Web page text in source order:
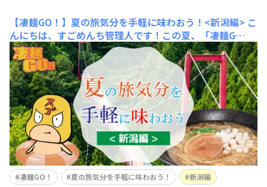
【凄麺GO！】夏の旅気分を手軽に味わおう！<新潟編> こ
んにちは、すごめんち管理人です！この夏、「凄麺G
O！」のテーマに合わせて、凄麺をピックアップしてご紹
介！🍜✈️旅気分を味わえる凄麺の魅力と、地元の方に聞い
たとっておきの観光情報を隔週でお届け中です！第1回目
では、「凄麺 尾道中華そば」について、尾道の観光情報
と共にお届けしました！【凄麺GO！】夏の
凄麺GO！ 夏の旅気分を手軽に味わおう！
新潟編